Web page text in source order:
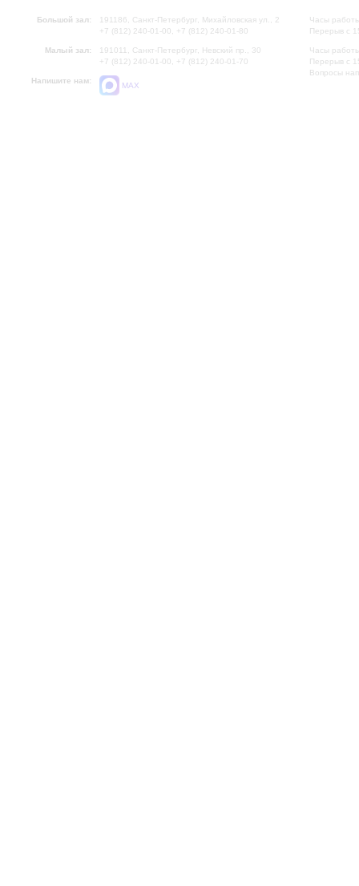
Большой зал:
191186, Санкт-Петербург, Михайловская ул., 2
+7 (812) 240-01-00, +7 (812) 240-01-80
Малый зал:
191011, Санкт-Петербург, Невский пр., 30
+7 (812) 240-01-00, +7 (812) 240-01-70
Напишите нам:
MAX
Часы
Перерыв с
Часы
Перерыв с
Вопросы